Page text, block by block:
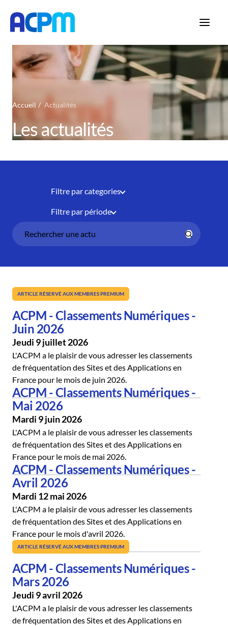
Accueil Actualités
Les actualités
Filtre par categories
Filtre par période
ARTICLE RÉSERVÉ AUX MEMBRES PREMIUM
Jeudi 9 juillet 2026
ACPM - Classements Numériques -
Juin 2026
L'ACPM a le plaisir de vous adresser les classements
de fréquentation des Sites et des Applications en
France pour le mois de juin 2026.
Mardi 9 juin 2026
ACPM - Classements Numériques -
Mai 2026
L'ACPM a le plaisir de vous adresser les classements
de fréquentation des Sites et des Applications en
France pour le mois de mai 2026.
Mardi 12 mai 2026
ACPM - Classements Numériques -
Avril 2026
L'ACPM a le plaisir de vous adresser les classements
de fréquentation des Sites et des Applications en
France pour le mois d'avril 2026.
ARTICLE RÉSERVÉ AUX MEMBRES PREMIUM
Jeudi 9 avril 2026
ACPM - Classements Numériques -
Mars 2026
L'ACPM a le plaisir de vous adresser les classements
de fréquentation des Sites et des Applications en